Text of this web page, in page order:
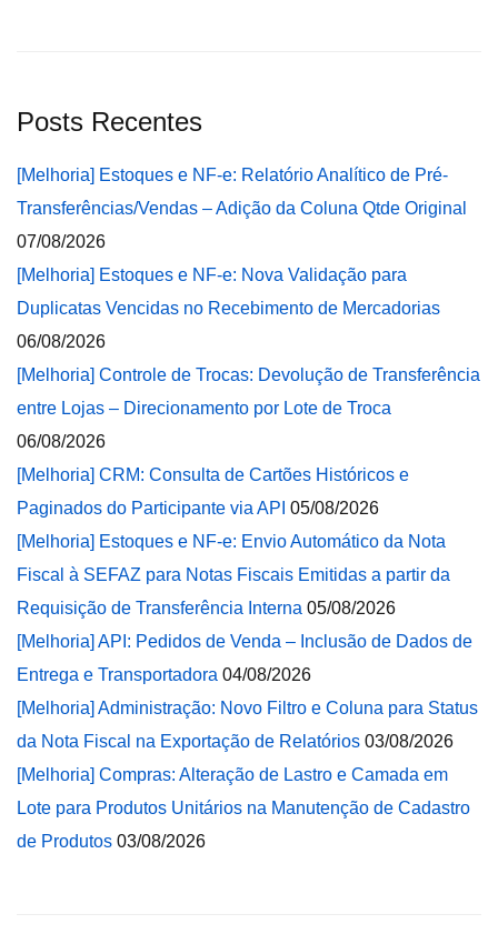
Posts Recentes
[Melhoria] Estoques e NF-e: Relatório Analítico de Pré-
Transferências/Vendas – Adição da Coluna Qtde Original
07/08/2026
[Melhoria] Estoques e NF-e: Nova Validação para
Duplicatas Vencidas no Recebimento de Mercadorias
06/08/2026
[Melhoria] Controle de Trocas: Devolução de Transferência
entre Lojas – Direcionamento por Lote de Troca
06/08/2026
[Melhoria] CRM: Consulta de Cartões Históricos e
Paginados do Participante via API 05/08/2026
[Melhoria] Estoques e NF-e: Envio Automático da Nota
Fiscal à SEFAZ para Notas Fiscais Emitidas a partir da
Requisição de Transferência Interna 05/08/2026
[Melhoria] API: Pedidos de Venda – Inclusão de Dados de
Entrega e Transportadora 04/08/2026
[Melhoria] Administração: Novo Filtro e Coluna para Status
da Nota Fiscal na Exportação de Relatórios 03/08/2026
[Melhoria] Compras: Alteração de Lastro e Camada em
Lote para Produtos Unitários na Manutenção de Cadastro
de Produtos 03/08/2026